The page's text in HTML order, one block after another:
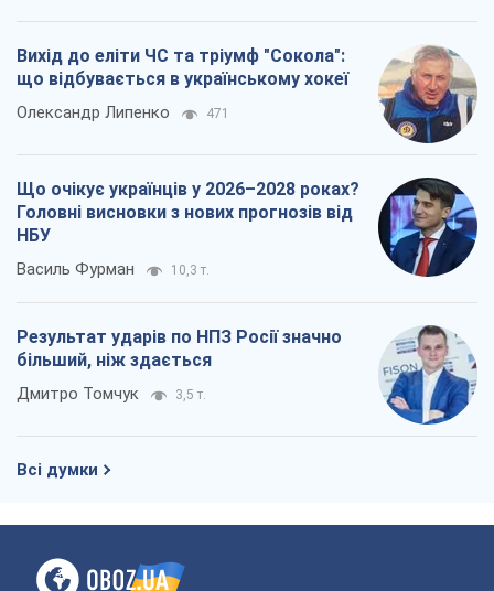
Вихід до еліти ЧС та тріумф "Сокола":
що відбувається в українському хокеї
Олександр Липенко 471
Що очікує українців у 2026–2028 роках?
Головні висновки з нових прогнозів від
НБУ
Василь Фурман 10,3 т.
Результат ударів по НПЗ Росії значно
більший, ніж здається
Дмитро Томчук 3,5 т.
Всі думки